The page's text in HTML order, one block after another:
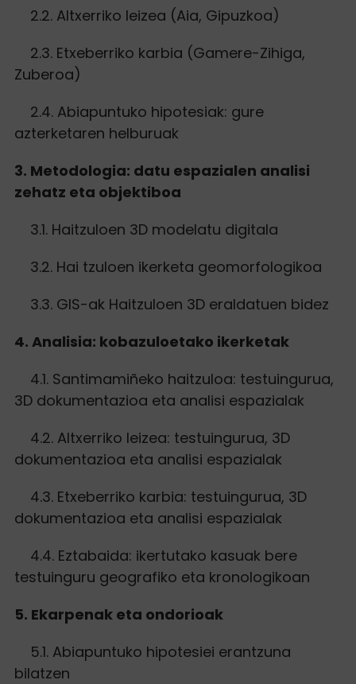
2.2. Altxerriko leizea (Aia, Gipuzkoa)
2.3. Etxeberriko karbia (Gamere-Zihiga,
Zuberoa)
2.4. Abiapuntuko hipotesiak: gure
azterketaren helburuak
3. Metodologia: datu espazialen analisi
zehatz eta objektiboa
3.1. Haitzuloen 3D modelatu digitala
3.2. Hai tzuloen ikerketa geomorfologikoa
3.3. GIS-ak Haitzuloen 3D eraldatuen bidez
4. Analisia: kobazuloetako ikerketak
4.1. Santimamiñeko haitzuloa: testuingurua,
3D dokumentazioa eta analisi espazialak
4.2. Altxerriko leizea: testuingurua, 3D
dokumentazioa eta analisi espazialak
4.3. Etxeberriko karbia: testuingurua, 3D
dokumentazioa eta analisi espazialak
4.4. Eztabaida: ikertutako kasuak bere
testuinguru geografiko eta kronologikoan
5. Ekarpenak eta ondorioak
5.1. Abiapuntuko hipotesiei erantzuna
bilatzen